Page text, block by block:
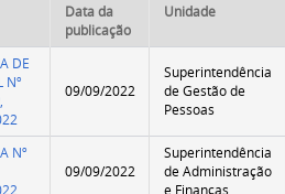
Data da
publicação
Unidade
DE
Nº
09/09/2022
Superintendência
de Gestão de
Pessoas
Nº
09/09/2022
Superintendência
de Administração
e Finanças